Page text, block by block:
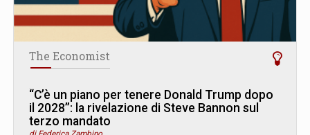
The Economist
“C’è un piano per tenere Donald Trump dopo
il 2028”: la rivelazione di Steve Bannon sul
terzo mandato